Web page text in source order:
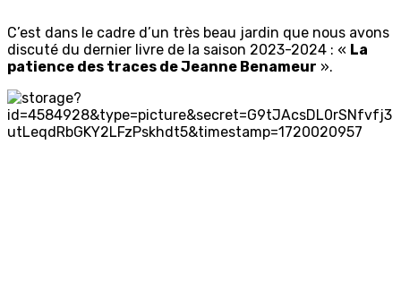
C’est dans le cadre d’un très beau jardin que nous avons
discuté du dernier livre de la saison 2023-2024 : « La
patience des traces de Jeanne Benameur ».